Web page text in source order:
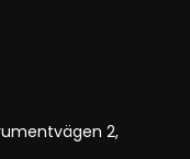
2,